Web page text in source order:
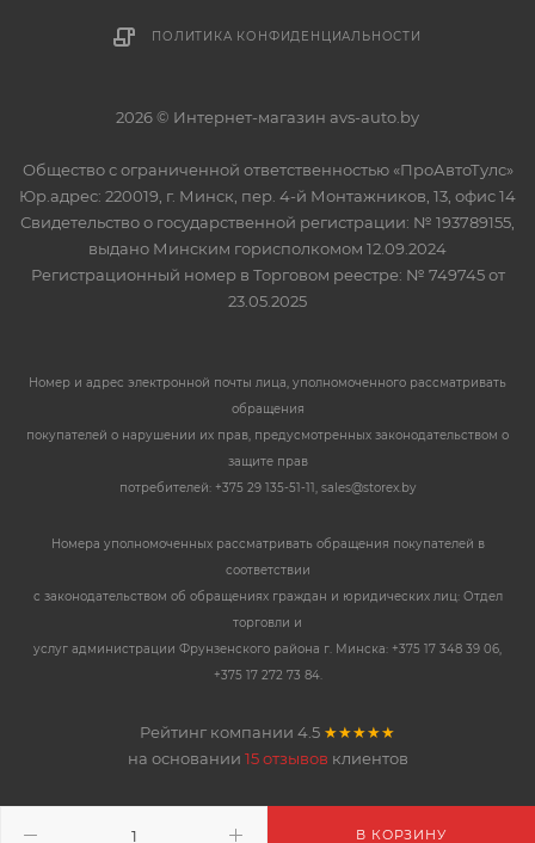
В КОРЗИНУ
ПОЛИТИКА КОНФИДЕНЦИАЛЬНОСТИ
2026 © Интернет-магазин avs-auto.by
Общество с ограниченной ответственностью «ПроАвтоТулс»
Юр.адрес: 220019, г. Минск, пер. 4-й Монтажников, 13, офис 14
Свидетельство о государственной регистрации: № 193789155,
выдано Минским горисполкомом 12.09.2024
Регистрационный номер в Торговом реестре: № 749745 от
23.05.2025
Номер и адрес электронной почты лица, уполномоченного рассматривать
обращения
покупателей о нарушении их прав, предусмотренных законодательством о
защите прав
потребителей: +375 29 135-51-11, sales@storex.by
Номера уполномоченных рассматривать обращения покупателей в
соответствии
с законодательством об обращениях граждан и юридических лиц: Отдел
торговли и
услуг администрации Фрунзенского района г. Минска: +375 17 348 39 06,
+375 17 272 73 84.
Рейтинг компании 4.5 ★★★★★
на основании 15 отзывов клиентов